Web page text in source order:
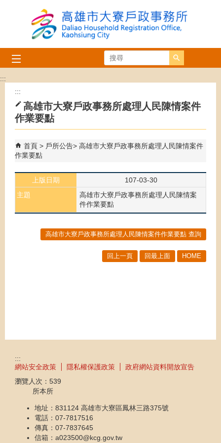
跳到主要內容區塊
搜尋
:::
:::
高雄市大寮戶政事務所處理人民陳情案件
作業要點
首頁 戶所公告
高雄市大寮戶政事務所處理人民陳情案件
作業要點
上版日期
107-03-30
主題
高雄市大寮戶政事務所處理人民陳情案
件作業要點
高雄市大寮戶政事務所處理人民陳情案件作業要點 查詢
回上一頁 回最上面 HOME
:::
網站安全政策
隱私權保護政策
政府網站資料開放宣告
瀏覽人次： 539
所本所
地址：831124 高雄市大寮區鳳林三路375號
電話：07-7817516
傳真：07-7837645
信箱：a023500@kcg.gov.tw